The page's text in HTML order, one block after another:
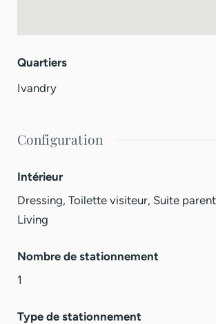
Quartiers
Ivandry
Configuration
Intérieur
Dressing, Toilette visiteur, Suite
Living
Nombre de stationnement
1
Type de stationnement